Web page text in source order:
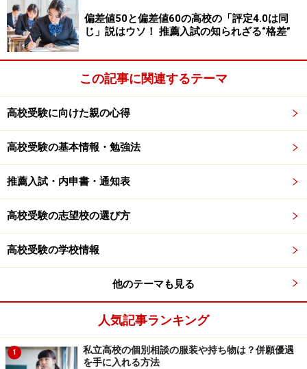
共通テストや地方の国立大学では、英語はそれほど難し
い単語は出題されず、必須となる英単語の量もそれほど
多くありません。しかし多くの自称進学校では、早稲田
や慶応など難関大で要求される単語量の単語帳を採用し
ているのです。
また、表紙の色で難易度が分かれていて受験生なら誰も
が知っている数学の有名な参考書についても、そもそも
自称進学校では発展・応用までの数学力を必要とする生
徒はそれほど多くないにも関わらず、オーバースペック
な教材として問題となっています。基礎的な問題から中
堅私大、地方国立大、旧帝大レベルまで網羅されている
くことができない問題の方が多くなってしまい、こなせ
ない生徒が続出しているのです。
生徒の学力や志望校に見合わないこのような指導では、
時間を浪費するだけでなく、本番を直前にして自信を失
偏差値50と偏差値60の高校の「評定4.0は同
じ」説はウソ！ 推薦入試の知られざる“格差”
この記事に関連するテーマ
高校受験に向けた親の心得
高校受験の基本情報・勉強法
推薦入試・内申書・通知表
高校受験の志望校の選び方
高校受験の学校情報
他のテーマも見る
人気記事ランキング
1
私立高校の個別相談の服装や持ち物は？併願優遇
を手に入れる方法